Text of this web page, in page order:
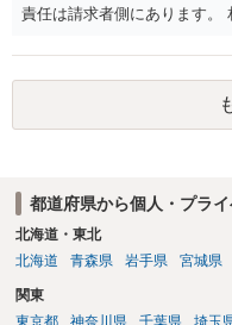
責任は請求者側にあります。
方が口頭で反論したのは、仮
面での反論となれば、より遅
はXのため、APのIPアドレス
求は法律知識が不可欠ですが
都道府県から個人・プラ
北海道・東北
北海道
青森県 岩手県 宮城県
関東